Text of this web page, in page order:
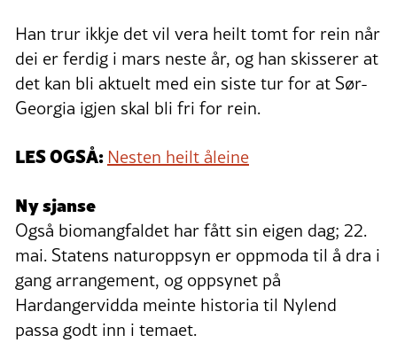
Han trur ikkje det vil vera heilt tomt for rein når
dei er ferdig i mars neste år, og han skisserer at
det kan bli aktuelt med ein siste tur for at Sør-
Georgia igjen skal bli fri for rein.
LES OGSÅ: Nesten heilt åleine
Ny sjanse
Også biomangfaldet har fått sin eigen dag; 22.
mai. Statens naturoppsyn er oppmoda til å dra i
gang arrangement, og oppsynet på
Hardangervidda meinte historia til Nylend
passa godt inn i temaet.